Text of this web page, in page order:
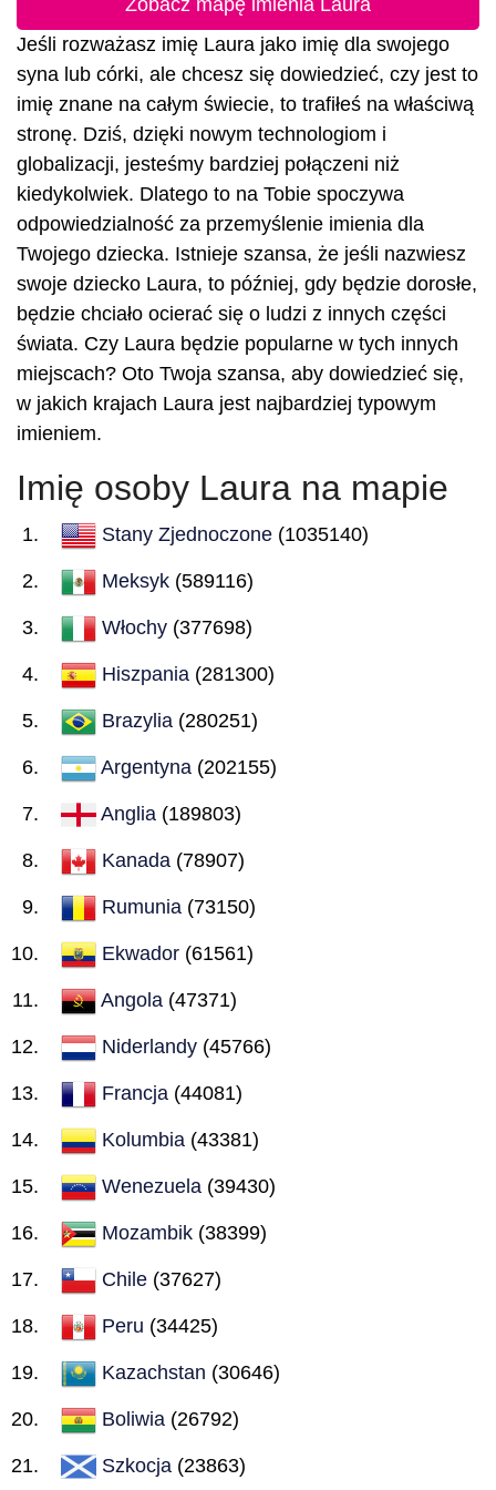
Zobacz mapę imienia Laura
Jeśli rozważasz imię Laura jako imię dla swojego
syna lub córki, ale chcesz się dowiedzieć, czy jest to
imię znane na całym świecie, to trafiłeś na właściwą
stronę. Dziś, dzięki nowym technologiom i
globalizacji, jesteśmy bardziej połączeni niż
kiedykolwiek. Dlatego to na Tobie spoczywa
odpowiedzialność za przemyślenie imienia dla
Twojego dziecka. Istnieje szansa, że jeśli nazwiesz
swoje dziecko Laura, to później, gdy będzie dorosłe,
będzie chciało ocierać się o ludzi z innych części
świata. Czy Laura będzie popularne w tych innych
miejscach? Oto Twoja szansa, aby dowiedzieć się,
w jakich krajach Laura jest najbardziej typowym
imieniem.
Imię osoby Laura na mapie
Stany Zjednoczone (1035140)
Meksyk (589116)
Włochy (377698)
Hiszpania (281300)
Brazylia (280251)
Argentyna (202155)
Anglia (189803)
Kanada (78907)
Rumunia (73150)
Ekwador (61561)
Angola (47371)
Niderlandy (45766)
Francja (44081)
Kolumbia (43381)
Wenezuela (39430)
Mozambik (38399)
Chile (37627)
Peru (34425)
Kazachstan (30646)
Boliwia (26792)
Szkocja (23863)